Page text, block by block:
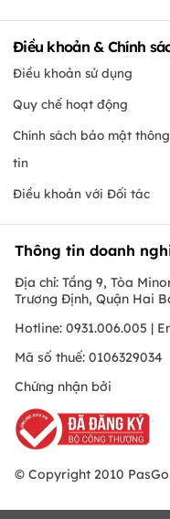
Điều khoản & Chính
Điều khoản sử dụng
Quy chế hoạt động
Chính sách bảo mật thông
tin
Điều khoản với Đối tác
Thông tin doanh
Địa chỉ: Tầng 9, Tòa
Trương Định, Quận Hai
Hotline: 0931.006.005 |
Mã số thuế: 0106329034
Chứng nhận bởi
© Copyright 2010